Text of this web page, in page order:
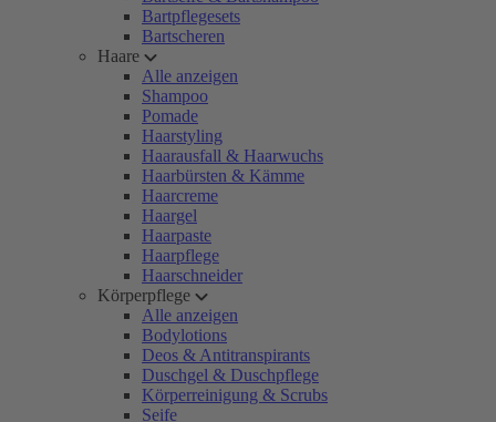
Bartpflegesets
Bartscheren
Haare
Alle anzeigen
Shampoo
Pomade
Haarstyling
Haarausfall & Haarwuchs
Haarbürsten & Kämme
Haarcreme
Haargel
Haarpaste
Haarpflege
Haarschneider
Körperpflege
Alle anzeigen
Bodylotions
Deos & Antitranspirants
Duschgel & Duschpflege
Körperreinigung & Scrubs
Seife